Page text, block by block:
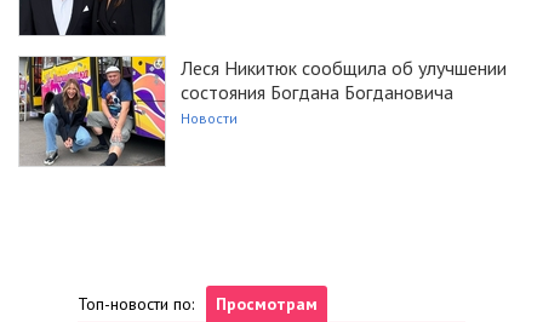
Леся Никитюк сообщила об улучшении
состояния Богдана Богдановича
Новости
Топ-новости по: Просмотрам